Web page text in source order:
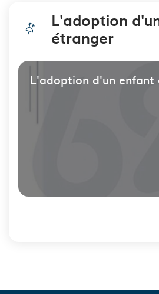
L'adoption
étranger
L'adoption d'un enfant